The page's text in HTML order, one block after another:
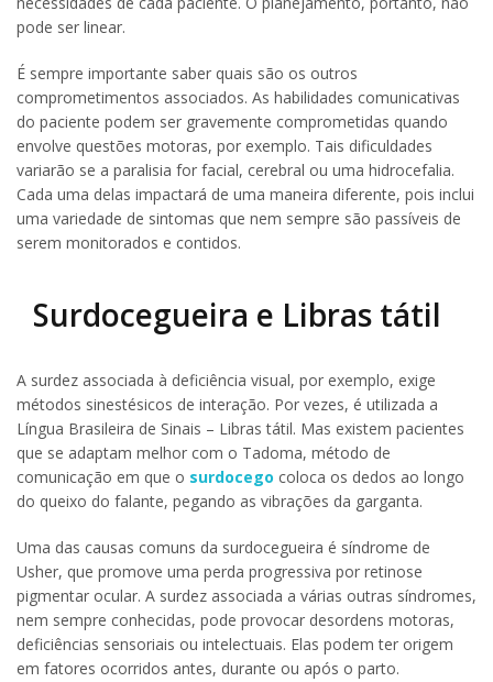
pode ser linear.
É sempre importante saber quais são os outros
comprometimentos associados. As habilidades comunicativas
do paciente podem ser gravemente comprometidas quando
envolve questões motoras, por exemplo. Tais dificuldades
variarão se a paralisia for facial, cerebral ou uma hidrocefalia.
Cada uma delas impactará de uma maneira diferente, pois inclui
uma variedade de sintomas que nem sempre são passíveis de
serem monitorados e contidos.
Surdocegueira e Libras tátil
A surdez associada à deficiência visual, por exemplo, exige
métodos sinestésicos de interação. Por vezes, é utilizada a
Língua Brasileira de Sinais – Libras tátil. Mas existem pacientes
que se adaptam melhor com o Tadoma, método de
comunicação em que o surdocego coloca os dedos ao longo
do queixo do falante, pegando as vibrações da garganta.
Uma das causas comuns da surdocegueira é síndrome de
Usher, que promove uma perda progressiva por retinose
pigmentar ocular. A surdez associada a várias outras síndromes,
nem sempre conhecidas, pode provocar desordens motoras,
deficiências sensoriais ou intelectuais. Elas podem ter origem
em fatores ocorridos antes, durante ou após o parto.